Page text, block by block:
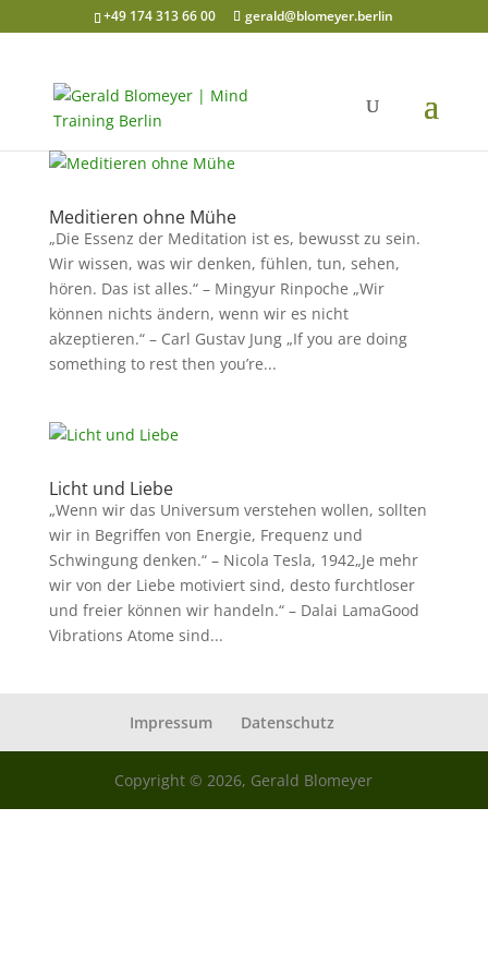
+49 174 313 66 00 gerald@blomeyer.berlin
Meditieren ohne Mühe
„Die Essenz der Meditation ist es, bewusst zu sein.
Wir wissen, was wir denken, fühlen, tun, sehen,
hören. Das ist alles.“ – Mingyur Rinpoche „Wir
können nichts ändern, wenn wir es nicht
akzeptieren.“ – Carl Gustav Jung „If you are doing
something to rest then you’re...
Licht und Liebe
„Wenn wir das Universum verstehen wollen, sollten
wir in Begriffen von Energie, Frequenz und
Schwingung denken.“ – Nicola Tesla, 1942„Je mehr
wir von der Liebe motiviert sind, desto furchtloser
und freier können wir handeln.“ – Dalai LamaGood
Vibrations Atome sind...
Impressum Datenschutz
Copyright © 2026, Gerald Blomeyer